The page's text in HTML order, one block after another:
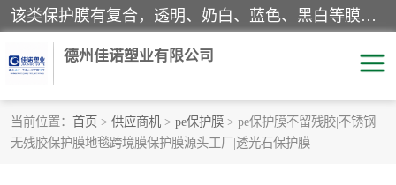
该类保护膜有复合，透明、奶白、蓝色、黑白等膜型。特高粘，高粘，中高粘，中粘，中低粘，低粘等。对于不同的粘力要求有相应的产品相适配。无胶渍残留污染。在较宽的收卷幅度下平整无皱纹，收卷长度大，利于机械化及自动化施工粘贴。为您的产品提供的表面保护解决方案。 产品广泛适用于：铝材、不锈钢、金属、塑料、电子、家电、家具、玻璃、化工材料、装饰材料等。
德州佳诺塑业有限公司
当前位置： 首页 > 供应商机 > pe保护膜 > pe保护膜不留残胶|不锈钢
无残胶保护膜地毯跨境膜保护膜源头工厂|透光石保护膜
pe保护膜 包装膜